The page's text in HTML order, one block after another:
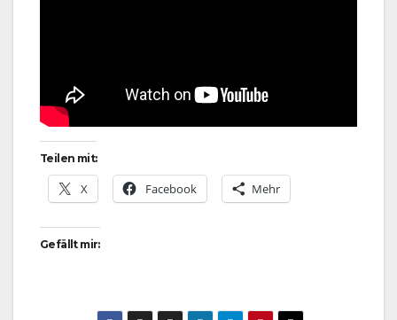
Teilen mit:
X Facebook Mehr
Gefällt mir: